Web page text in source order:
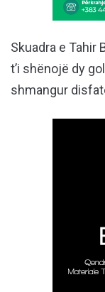
Skuadra e Tahir
t’i shënojë dy
shmangur